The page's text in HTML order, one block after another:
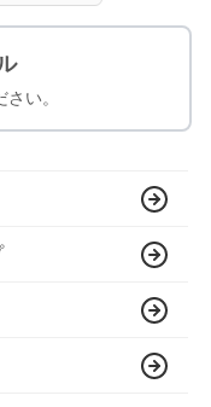
い。